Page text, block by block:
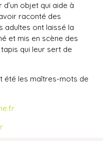
d’un objet qui aide à
raconté des
adultes ont laissé la
et mis en scène des
qui leur sert de
été les maîtres-mots de